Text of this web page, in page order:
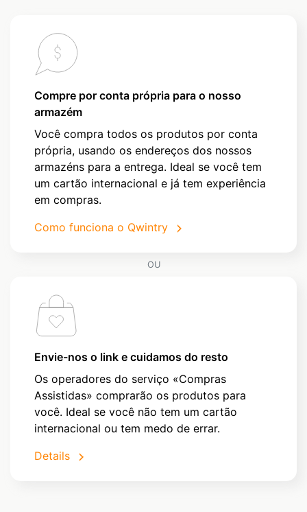
Compre por conta própria para o nosso
armazém
Você compra todos os produtos por conta
própria, usando os endereços dos nossos
armazéns para a entrega. Ideal se você tem
um cartão internacional e já tem experiência
em compras.
Como funciona o Qwintry
OU
Envie-nos o link e cuidamos do resto
Os operadores do serviço «Compras
Assistidas» comprarão os produtos para
você. Ideal se você não tem um cartão
internacional ou tem medo de errar.
Details